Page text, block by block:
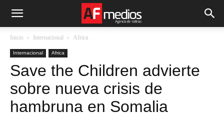
Inicio Internacional Africa
Internacional Africa
Save the Children advierte
sobre nueva crisis de
hambruna en Somalia